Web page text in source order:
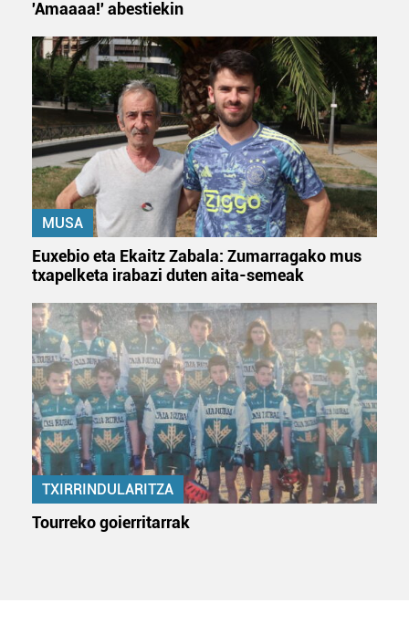
buruzko informazio gehiago eta ezarri zure lehentasunak
datuen atalean. Edozein unetan alda edo ken dezakezu
zure baimena Cookieen adierazpenean.
Webgune honek cookie propioak eta hirugarrenen cookie-
fitxategiak erabiltzen ditu. Zure esperientzia eta
zerbitzuak hobetzeko asmoz, cookie teknologiaz
baliatzen gara. Ohar hau onartuz gero, teknologia hori
erabiltzeko baimen esplizitua ematen diguzu. Gehiago
'Amaaaa!' abestiekin
MUSA
Euxebio eta Ekaitz Zabala: Zumarragako mus
txapelketa irabazi duten aita-semeak
TXIRRINDULARITZA
Tourreko goierritarrak